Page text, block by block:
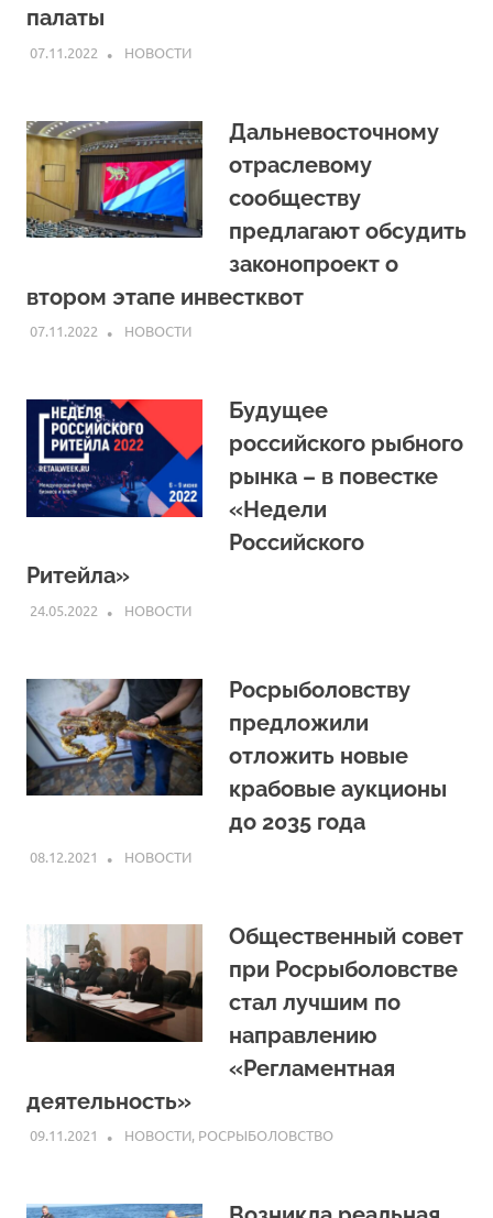
палаты
07.11.2022 ARPP
НОВОСТИ
Дальневосточному
отраслевому
сообществу
предлагают обсудить
законопроект о
втором этапе инвестквот
07.11.2022 ARPP
НОВОСТИ
Будущее
российского рыбного
рынка – в повестке
«Недели
Российского
Ритейла»
24.05.2022 ARPP
НОВОСТИ
Росрыболовству
предложили
отложить новые
крабовые аукционы
до 2035 года
08.12.2021 ARPP
НОВОСТИ
Общественный совет
при Росрыболовстве
стал лучшим по
направлению
«Регламентная
деятельность»
09.11.2021 ARPP
НОВОСТИ, РОСРЫБОЛОВСТВО